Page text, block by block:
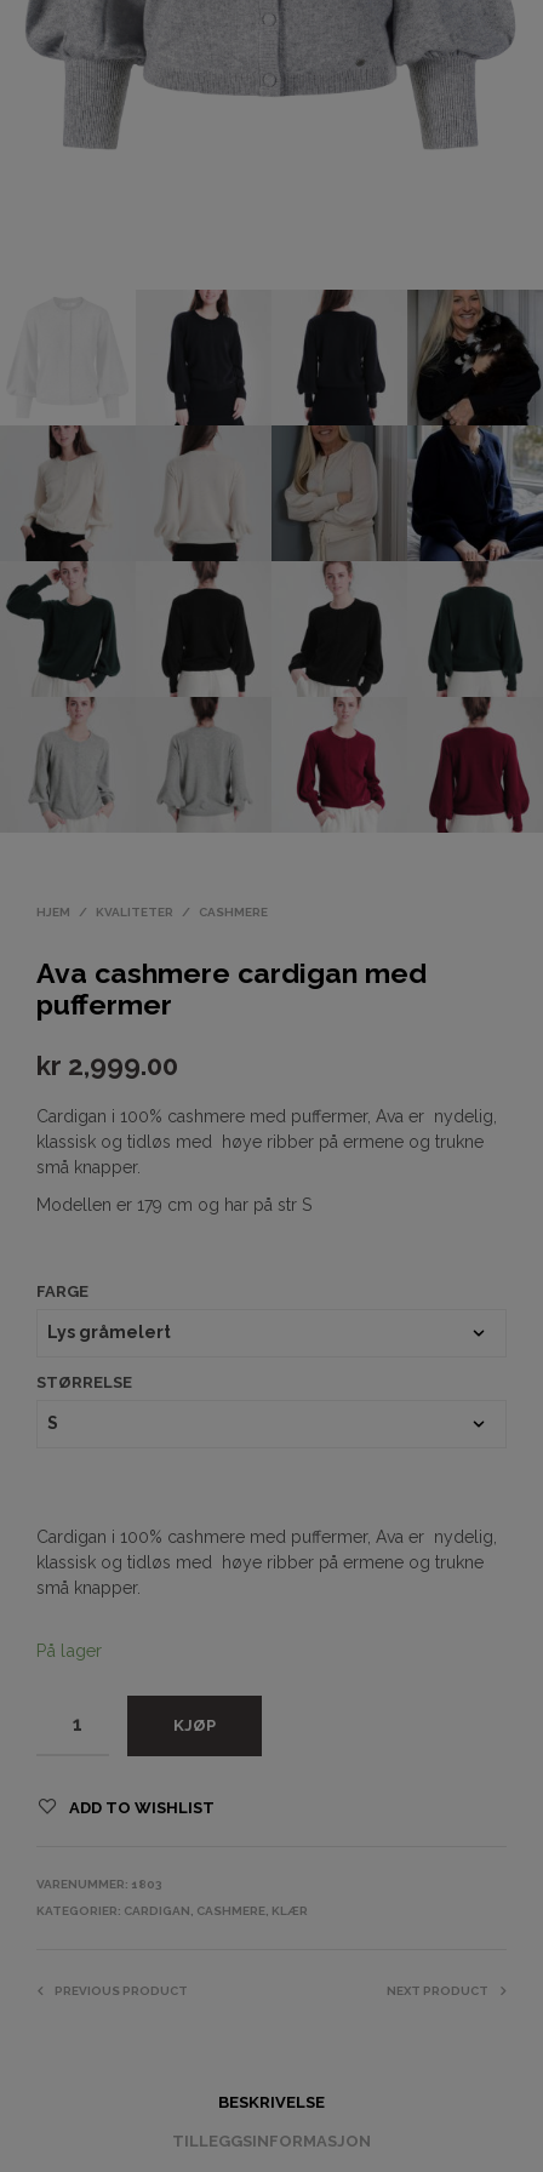
HJEM / KVALITETER / CASHMERE
Ava cashmere cardigan med
puffermer
kr 2,999.00
Cardigan i 100% cashmere med puffermer, Ava er nydelig,
klassisk og tidløs med høye ribber på ermene og trukne
små knapper.
Modellen er 179 cm og har på str S
FARGE
STØRRELSE
Cardigan i 100% cashmere med puffermer, Ava er nydelig,
klassisk og tidløs med høye ribber på ermene og trukne
små knapper.
På lager
KJØP
ADD TO WISHLIST
VARENUMMER: 1803
KATEGORIER: CARDIGAN CASHMERE KLÆR
PREVIOUS PRODUCT NEXT PRODUCT
BESKRIVELSE
TILLEGGSINFORMASJON